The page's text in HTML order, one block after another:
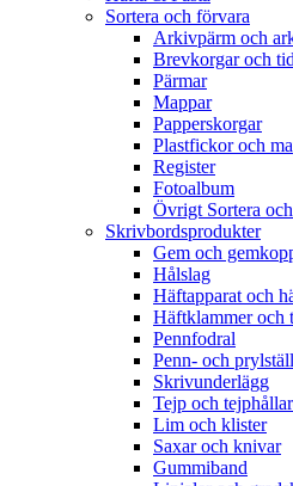
Sortera och förvara
Arkivpärm och
Brevkorgar och
Pärmar
Mappar
Papperskorgar
Plastfickor och
Register
Fotoalbum
Övrigt Sortera
Skrivbordsprodukter
Gem och
Hålslag
Häftapparat och
Häftklammer och
Pennfodral
Penn- och prylställ
Skrivunderlägg
Tejp och
Lim och klister
Saxar och knivar
Gummiband